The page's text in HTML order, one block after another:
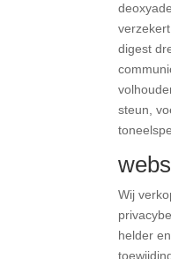
digest
steun,
Wij
helder